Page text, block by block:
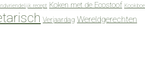
recept Koken met de Ecostoof
Verjaardag Wereldgerechten